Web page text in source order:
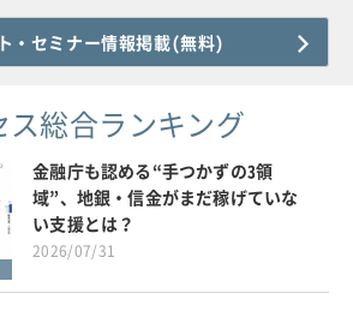
・セミナー情報掲載(無料)
ス総合ランキング
金融庁も認める“手つかずの3領
域”、地銀・信金がまだ稼げていな
い支援とは？
2026/07/31